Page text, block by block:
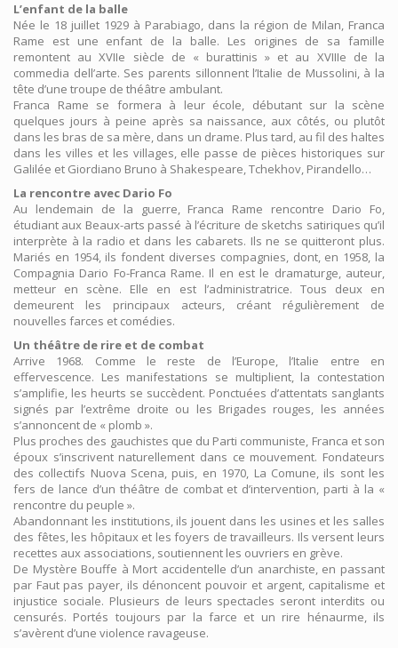
L’enfant de la balle
Née le 18 juillet 1929 à Parabiago, dans la région de Milan, Franca
Rame est une enfant de la balle. Les origines de sa famille
remontent au XVIIe siècle de « burattinis » et au XVIIIe de la
commedia dell’arte. Ses parents sillonnent l’Italie de Mussolini, à la
tête d’une troupe de théâtre ambulant.
Franca Rame se formera à leur école, débutant sur la scène
quelques jours à peine après sa naissance, aux côtés, ou plutôt
dans les bras de sa mère, dans un drame. Plus tard, au fil des haltes
dans les villes et les villages, elle passe de pièces historiques sur
Galilée et Giordiano Bruno à Shakespeare, Tchekhov, Pirandello…
La rencontre avec Dario Fo
Au lendemain de la guerre, Franca Rame rencontre Dario Fo,
étudiant aux Beaux-arts passé à l’écriture de sketchs satiriques qu’il
interprète à la radio et dans les cabarets. Ils ne se quitteront plus.
Mariés en 1954, ils fondent diverses compagnies, dont, en 1958, la
Compagnia Dario Fo-Franca Rame. Il en est le dramaturge, auteur,
metteur en scène. Elle en est l’administratrice. Tous deux en
demeurent les principaux acteurs, créant régulièrement de
nouvelles farces et comédies.
Un théâtre de rire et de combat
Arrive 1968. Comme le reste de l’Europe, l’Italie entre en
effervescence. Les manifestations se multiplient, la contestation
s’amplifie, les heurts se succèdent. Ponctuées d’attentats sanglants
signés par l’extrême droite ou les Brigades rouges, les années
s’annoncent de « plomb ».
Plus proches des gauchistes que du Parti communiste, Franca et son
époux s’inscrivent naturellement dans ce mouvement. Fondateurs
des collectifs Nuova Scena, puis, en 1970, La Comune, ils sont les
fers de lance d’un théâtre de combat et d’intervention, parti à la «
rencontre du peuple ».
Abandonnant les institutions, ils jouent dans les usines et les salles
des fêtes, les hôpitaux et les foyers de travailleurs. Ils versent leurs
recettes aux associations, soutiennent les ouvriers en grève.
De Mystère Bouffe à Mort accidentelle d’un anarchiste, en passant
par Faut pas payer, ils dénoncent pouvoir et argent, capitalisme et
injustice sociale. Plusieurs de leurs spectacles seront interdits ou
censurés. Portés toujours par la farce et un rire hénaurme, ils
s’avèrent d’une violence ravageuse.